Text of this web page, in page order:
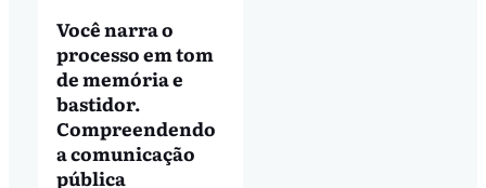
Você narra o
processo em tom
de memória e
bastidor.
Compreendendo
a comunicação
pública